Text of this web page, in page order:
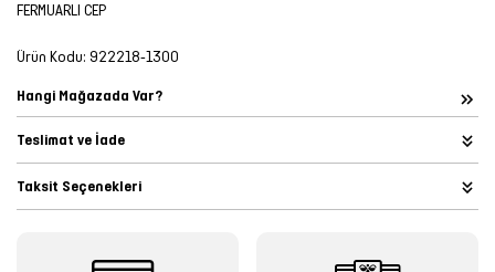
FERMUARLI CEP
Ürün Kodu: 922218-1300
Hangi Mağazada Var?
Teslimat ve İade
Taksit Seçenekleri